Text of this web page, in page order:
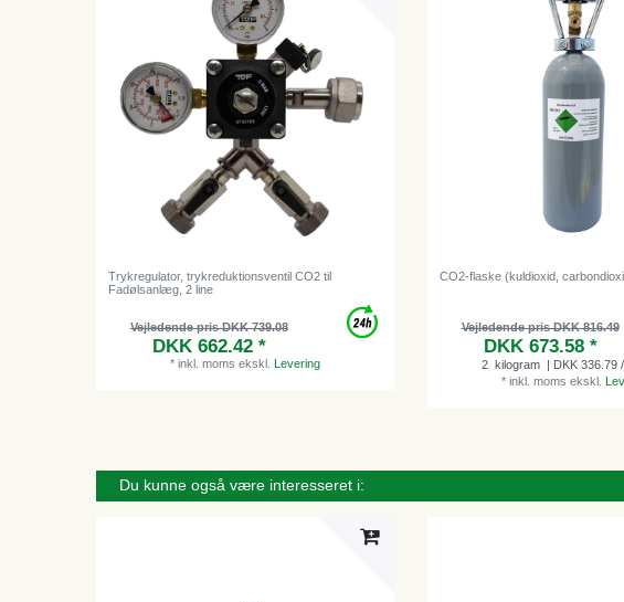
Trykregulator, trykreduktionsventil CO2 til
Fadølsanlæg, 2 line
Vejledende pris DKK 739.08
DKK 662.42 *
* inkl. moms ekskl. Levering
CO2-flaske (kuldioxid,
Vejledende pris DKK 816.49
DKK 673.58 *
2 kilogram
| DKK 336.79
* inkl. moms ekskl.
Du kunne også være interesseret i: